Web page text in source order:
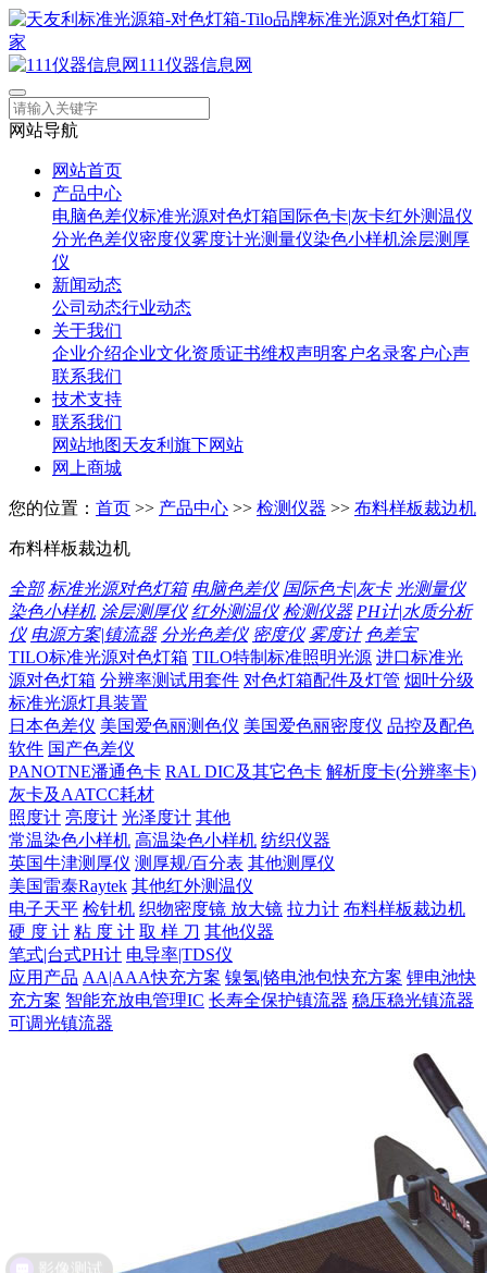
111仪器信息网
网站导航
网站首页
产品中心
电脑色差仪标准光源对色灯箱国际色卡|灰卡红外测温仪
分光色差仪密度仪雾度计光测量仪染色小样机涂层测厚
仪
新闻动态
公司动态行业动态
关于我们
企业介绍企业文化资质证书维权声明客户名录客户心声
联系我们
技术支持
联系我们
网站地图天友利旗下网站
网上商城
您的位置： 首页 >> 产品中心 >> 检测仪器 >> 布料样板裁边机
布料样板裁边机
全部 标准光源对色灯箱 电脑色差仪 国际色卡|灰卡 光测量仪
染色小样机 涂层测厚仪 红外测温仪 检测仪器 PH计|水质分析
仪 电源方案|镇流器 分光色差仪 密度仪 雾度计 色差宝
TILO标准光源对色灯箱 TILO特制标准照明光源 进口标准光
源对色灯箱 分辨率测试用套件 对色灯箱配件及灯管 烟叶分级
标准光源灯具装置
日本色差仪 美国爱色丽测色仪 美国爱色丽密度仪 品控及配色
软件 国产色差仪
PANOTNE潘通色卡 RAL DIC及其它色卡 解析度卡(分辨率卡)
灰卡及AATCC耗材
照度计 亮度计 光泽度计 其他
常温染色小样机 高温染色小样机 纺织仪器
英国牛津测厚仪 测厚规/百分表 其他测厚仪
美国雷泰Raytek 其他红外测温仪
电子天平 检针机 织物密度镜 放大镜 拉力计 布料样板裁边机
硬 度 计 粘 度 计 取 样 刀 其他仪器
笔式|台式PH计 电导率|TDS仪
应用产品 AA|AAA快充方案 镍氢|铬电池包快充方案 锂电池快
充方案 智能充放电管理IC 长寿全保护镇流器 稳压稳光镇流器
可调光镇流器
影像测试